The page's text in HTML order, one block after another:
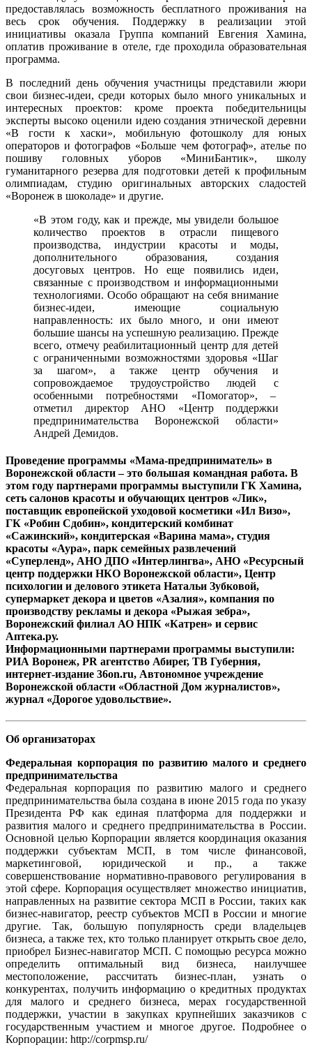
предоставлялась возможность бесплатного проживания на
весь срок обучения. Поддержку в реализации этой
инициативы оказала Группа компаний Евгения Хамина,
оплатив проживание в отеле, где проходила образовательная
программа.
В последний день обучения участницы представили жюри
свои бизнес-идеи, среди которых было много уникальных и
интересных проектов: кроме проекта победительницы
эксперты высоко оценили идею создания этнической деревни
«В гости к хаски», мобильную фотошколу для юных
операторов и фотографов «Больше чем фотограф», ателье по
пошиву головных уборов «МиниБантик», школу
гуманитарного резерва для подготовки детей к профильным
олимпиадам, студию оригинальных авторских сладостей
«Воронеж в шоколаде» и другие.
«В этом году, как и прежде, мы увидели большое
количество проектов в отрасли пищевого
производства, индустрии красоты и моды,
дополнительного образования, создания
досуговых центров. Но еще появились идеи,
связанные с производством и информационными
технологиями. Особо обращают на себя внимание
бизнес-идеи, имеющие социальную
направленность: их было много, и они имеют
большие шансы на успешную реализацию. Прежде
всего, отмечу реабилитационный центр для детей
с ограниченными возможностями здоровья «Шаг
за шагом», а также центр обучения и
сопровождаемое трудоустройство людей с
особенными потребностями «Помогатор», –
отметил директор АНО «Центр поддержки
предпринимательства Воронежской области»
Андрей Демидов.
Проведение программы «Мама-предприниматель» в
Воронежской области – это большая командная работа. В
этом году партнерами программы выступили ГК Хамина,
сеть салонов красоты и обучающих центров «Лик»,
поставщик европейской уходовой косметики «Ил Визо»,
ГК «Робин Сдобин», кондитерский комбинат
«Сажинский», кондитерская «Варина мама», студия
красоты «Аура», парк семейных развлечений
«Суперленд», АНО ДПО «Интерлингва», АНО «Ресурсный
центр поддержки НКО Воронежской области», Центр
психологии и делового этикета Натальи Зубковой,
супермаркет декора и цветов «Азалия», компания по
производству рекламы и декора «Рыжая зебра»,
Воронежский филиал АО НПК «Катрен» и сервис
Аптека.ру.
Информационными партнерами программы выступили:
РИА Воронеж, PR агентство Абирег, ТВ Губерния,
интернет-издание 36on.ru, Автономное учреждение
Воронежской области «Областной Дом журналистов»,
журнал «Дорогое удовольствие».
Об организаторах
Федеральная корпорация по развитию малого и среднего
предпринимательства
Федеральная корпорация по развитию малого и среднего
предпринимательства была создана в июне 2015 года по указу
Президента РФ как единая платформа для поддержки и
развития малого и среднего предпринимательства в России.
Основной целью Корпорации является координация оказания
поддержки субъектам МСП, в том числе финансовой,
маркетинговой, юридической и пр., а также
совершенствование нормативно-правового регулирования в
этой сфере. Корпорация осуществляет множество инициатив,
направленных на развитие сектора МСП в России, таких как
бизнес-навигатор, реестр субъектов МСП в России и многие
другие. Так, большую популярность среди владельцев
бизнеса, а также тех, кто только планирует открыть свое дело,
приобрел Бизнес-навигатор МСП. С помощью ресурса можно
определить оптимальный вид бизнеса, наилучшее
местоположение, рассчитать бизнес-план, узнать о
конкурентах, получить информацию о кредитных продуктах
для малого и среднего бизнеса, мерах государственной
поддержки, участии в закупках крупнейших заказчиков с
государственным участием и многое другое. Подробнее о
Корпорации: http://corpmsp.ru/